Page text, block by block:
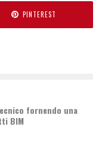
PINTEREST
fornendo una
BIM